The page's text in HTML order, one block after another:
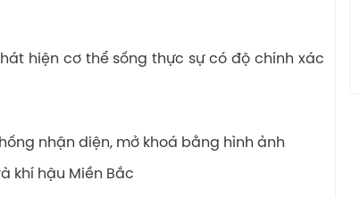
hiện cơ thể sống thực sự có độ chính xác
nhận diện, mở khoá bằng hình ảnh
khí hậu Miền Bắc